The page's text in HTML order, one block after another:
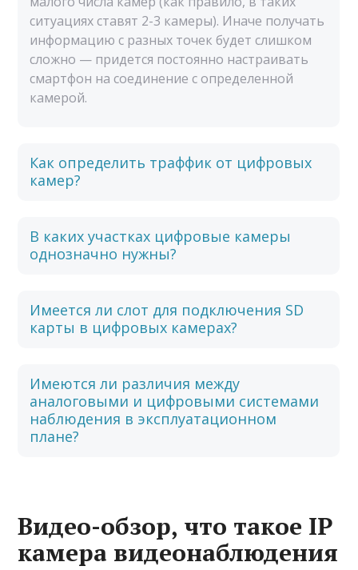
ситуациях ставят 2-3 камеры). Иначе получать
информацию с разных точек будет слишком
сложно — придется постоянно настраивать
смартфон на соединение с определенной
камерой.
Как определить траффик от цифровых
камер?
В каких участках цифровые камеры
однозначно нужны?
Имеется ли слот для подключения SD
карты в цифровых камерах?
Имеются ли различия между
аналоговыми и цифровыми системами
наблюдения в эксплуатационном
плане?
Видео-обзор, что такое IP
камера видеонаблюдения